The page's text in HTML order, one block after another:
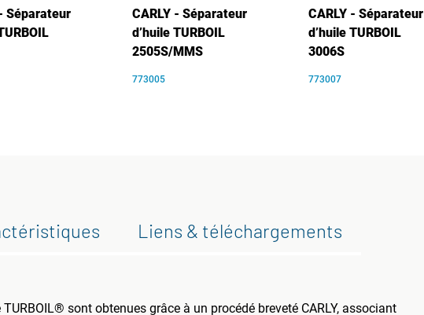
Séparateur
CARLY - Séparateur
d’huile TURBOIL
2505S/MMS
773005
CARLY - Séparateur
d’huile TURBOIL
3006S
773007
Liens & téléchargements
sont obtenues grâce à un procédé breveté CARLY, associant